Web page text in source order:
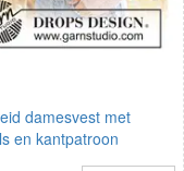
damesvest met
en kantpatroon